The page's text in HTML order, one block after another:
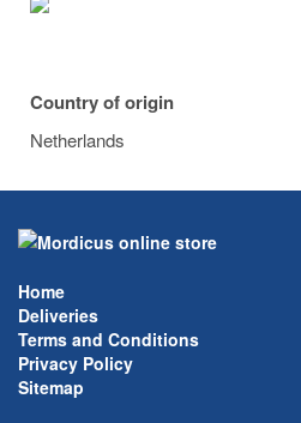
Country of origin
Netherlands
Home
Deliveries
Terms and Conditions
Privacy Policy
Sitemap